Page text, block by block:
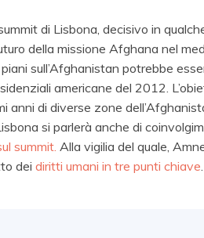
di Lisbona, decisivo in
della missione Afghana nel
sull’Afghanistan potrebbe
americane del 2012.
anni di diverse zone
si parlerà anche di
summit. Alla vigilia del quale,
dei diritti umani in tre punti chiave.